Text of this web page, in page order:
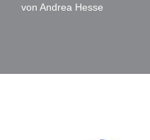
von Andrea Hesse